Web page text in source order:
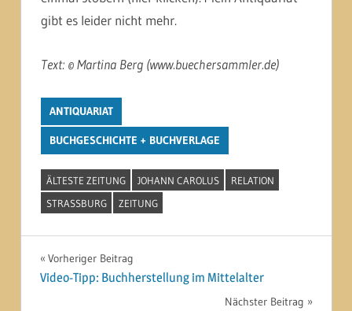
gibt es leider nicht mehr.
Text: © Martina Berg (www.buechersammler.de)
ANTIQUARIAT
BUCHGESCHICHTE + BUCHVERLAGE
ÄLTESTE ZEITUNG JOHANN CAROLUS
RELATION
STRASSBURG
ZEITUNG
Beitragsnavigation
Vorheriger Beitrag
Video-Tipp: Buchherstellung im Mittelalter
Nächster Beitrag